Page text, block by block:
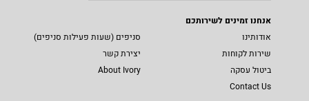
אנחנו זמינים לשירותכם
אודותינו
סניפים (שעות פעילות סניפים)
שירות לקוחות
יצירת קשר
ביטול עסקה
About Ivory
Contact Us